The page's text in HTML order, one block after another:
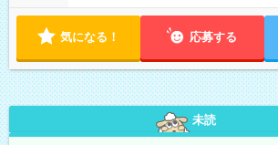
気になる！ 応募する
未読